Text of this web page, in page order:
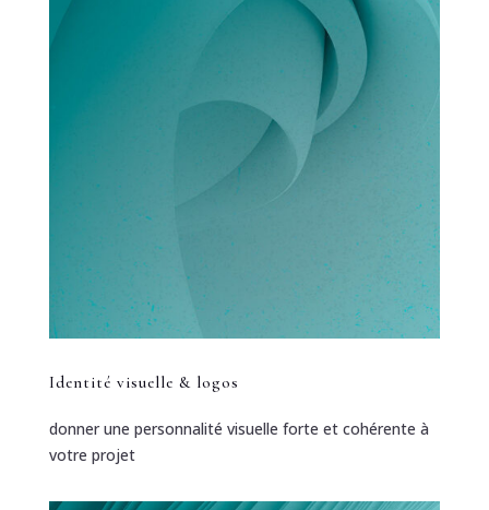
Identité visuelle & logos
donner une personnalité visuelle forte et cohérente à
votre projet